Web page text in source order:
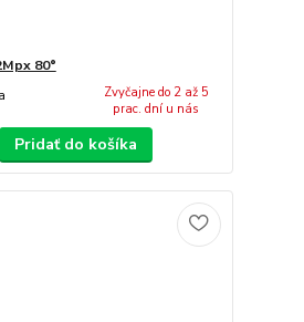
80°
Zvyčajne do 2 až 5
prac. dní u nás
Pridať do košíka